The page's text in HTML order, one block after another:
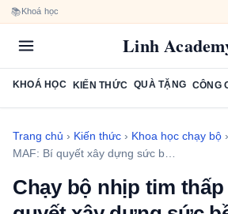
📚Khoá học
Linh
KHOÁ HỌC KIẾN THỨC QUÀ TẶNG CÔNG
Trang chủ › Kiến thức › Khoa học chạy bộ ›
MAF: Bí quyết xây dựng sức b…
Chạy bộ nhịp tim